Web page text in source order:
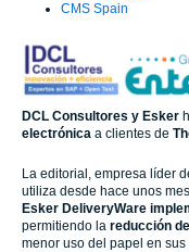
CMS Spain
DCL Consultores y Esker
electrónica a clientes de
La editorial, empresa líder
utiliza desde hace unos
Esker DeliveryWare
permitiendo la reducción
menor uso del papel en sus